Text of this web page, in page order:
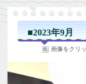
■2023年9月
画像をクリ